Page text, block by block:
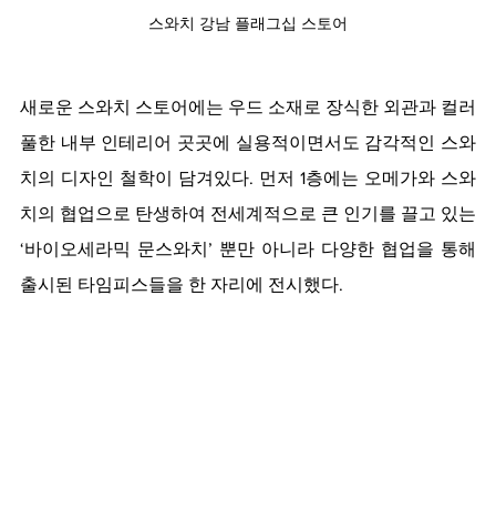
스와치 강남 플래그십 스토어
새로운 스와치 스토어에는 우드 소재로 장식한 외관과 컬러
풀한 내부 인테리어 곳곳에 실용적이면서도 감각적인 스와
치의 디자인 철학이 담겨있다. 먼저 1층에는 오메가와 스와
치의 협업으로 탄생하여 전세계적으로 큰 인기를 끌고 있는
‘바이오세라믹 문스와치’ 뿐만 아니라 다양한 협업을 통해
출시된 타임피스들을 한 자리에 전시했다.